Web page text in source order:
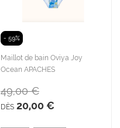
- 59%
Maillot de bain Oviya Joy
Ocean APACHES
DÈS 20,00 €
49,00 €